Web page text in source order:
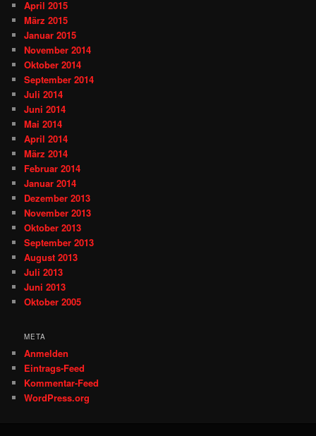
April 2015
März 2015
Januar 2015
November 2014
Oktober 2014
September 2014
Juli 2014
Juni 2014
Mai 2014
April 2014
März 2014
Februar 2014
Januar 2014
Dezember 2013
November 2013
Oktober 2013
September 2013
August 2013
Juli 2013
Juni 2013
Oktober 2005
META
Anmelden
Eintrags-Feed
Kommentar-Feed
WordPress.org